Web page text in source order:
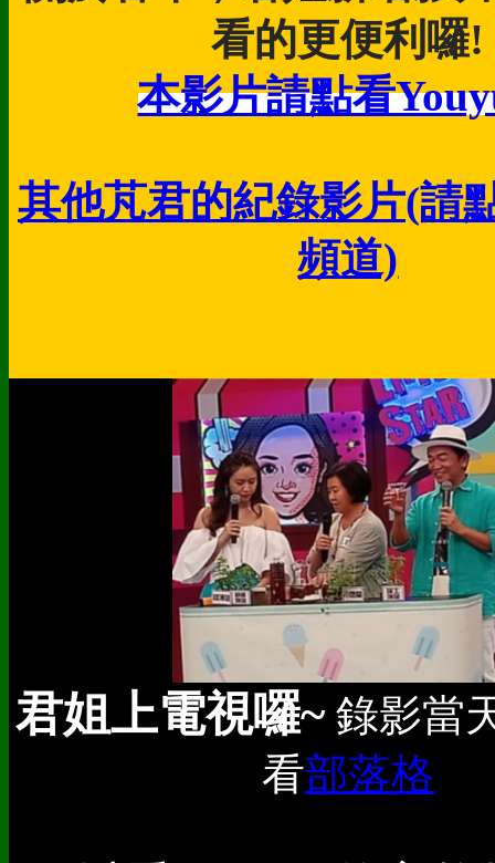
看的更便利囉!
本影片請點看
其他芃君的紀錄影片(請
頻道)
君姐上電視囉~ 錄影當
看部落格